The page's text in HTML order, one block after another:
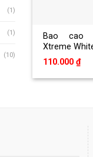
(1)
(1)
(10)
Bao cao
Xtreme
110.000 ₫